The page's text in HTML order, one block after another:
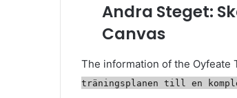
Andra Steget:
Canvas
The information of the Oyfeate
träningsplanen till en